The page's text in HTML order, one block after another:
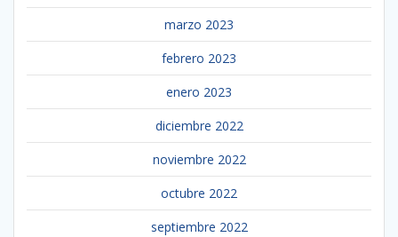
marzo 2023
febrero 2023
enero 2023
diciembre 2022
noviembre 2022
octubre 2022
septiembre 2022